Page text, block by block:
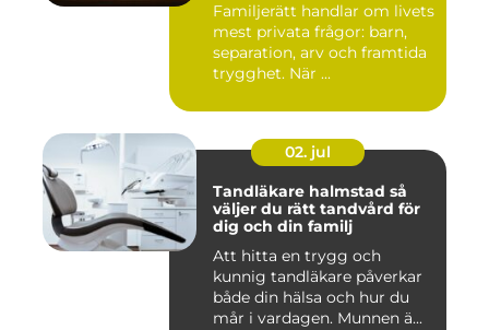
Familjerätt handlar om livets
mest privata frågor: barn,
separation, arv och framtida
trygghet. När ...
02. jul
Tandläkare halmstad så
väljer du rätt tandvård för
dig och din familj
Att hitta en trygg och
kunnig tandläkare påverkar
både din hälsa och hur du
mår i vardagen. Munnen ä...